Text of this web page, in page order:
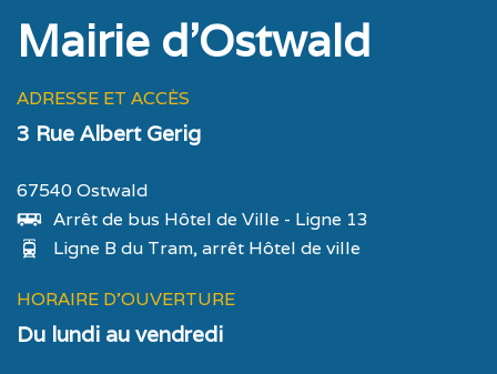
Mairie d'Ostwald
ADRESSE ET ACCÈS
3 Rue Albert Gerig
67540 Ostwald
Arrêt de bus Hôtel de Ville - Ligne 13
Ligne B du Tram, arrêt Hôtel de ville
HORAIRE D'OUVERTURE
Du lundi au vendredi